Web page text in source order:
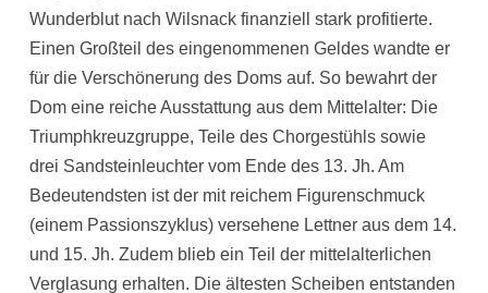
Wunderblut nach Wilsnack finanziell stark profitierte.
Einen Großteil des eingenommenen Geldes wandte er
für die Verschönerung des Doms auf. So bewahrt der
Dom eine reiche Ausstattung aus dem Mittelalter: Die
Triumphkreuzgruppe, Teile des Chorgestühls sowie
drei Sandsteinleuchter vom Ende des 13. Jh. Am
Bedeutendsten ist der mit reichem Figurenschmuck
(einem Passionszyklus) versehene Lettner aus dem 14.
und 15. Jh. Zudem blieb ein Teil der mittelalterlichen
Verglasung erhalten. Die ältesten Scheiben entstanden